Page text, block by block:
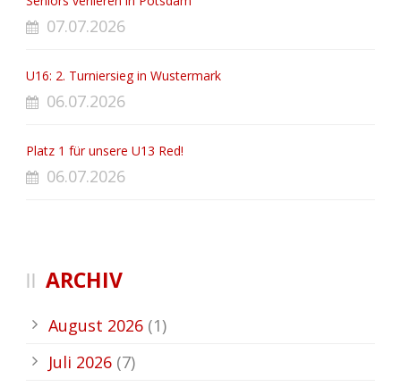
07.07.2026
U16: 2. Turniersieg in Wustermark
06.07.2026
Platz 1 für unsere U13 Red!
06.07.2026
ARCHIV
August 2026 (1)
Juli 2026 (7)